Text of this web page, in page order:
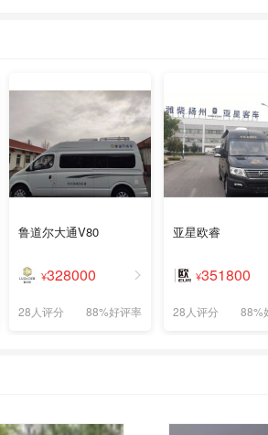
鲁道尔大通V80
¥328000
88%好评率
28人评分
亚星欧睿
¥351800
88%
28人评分